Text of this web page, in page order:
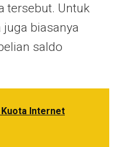
tersebut. Untuk
biasanya
saldo
Internet